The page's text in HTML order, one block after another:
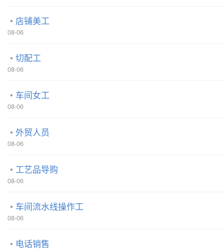
店铺美工
08-06
切配工
08-06
车间女工
08-06
外贸人员
08-06
工艺品导购
08-06
车间流水线操作工
08-06
电话销售